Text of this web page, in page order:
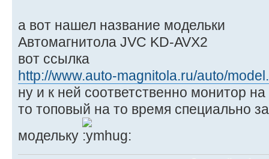
а вот нашел название модельки
Автомагнитола JVC KD-AVX2
вот ссылка
http://www.auto-magnitola.ru/auto/
ну и к ней соответственно монитор
то топовый на то время специально
модельку